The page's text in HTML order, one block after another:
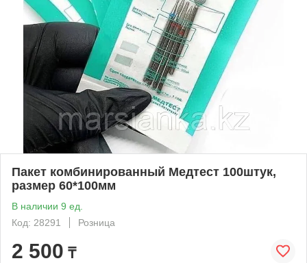
Пакет комбинированный Медтест 100штук,
размер 60*100мм
В наличии 9 ед.
Код: 28291
Розница
2 500 ₸